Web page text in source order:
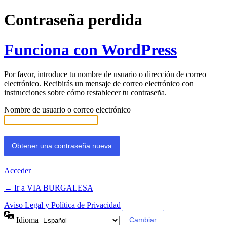
Contraseña perdida
Funciona con WordPress
Por favor, introduce tu nombre de usuario o dirección de correo
electrónico. Recibirás un mensaje de correo electrónico con
instrucciones sobre cómo restablecer tu contraseña.
Nombre de usuario o correo electrónico
Acceder
← Ir a VIA BURGALESA
Aviso Legal y Política de Privacidad
Idioma